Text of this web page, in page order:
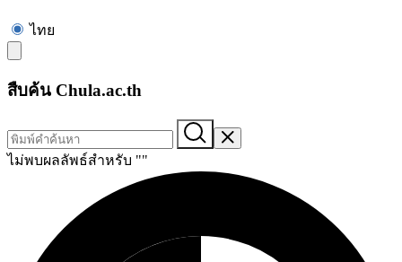
ไทย
สืบค้น Chula.ac.th
ไม่พบผลลัพธ์สำหรับ ""